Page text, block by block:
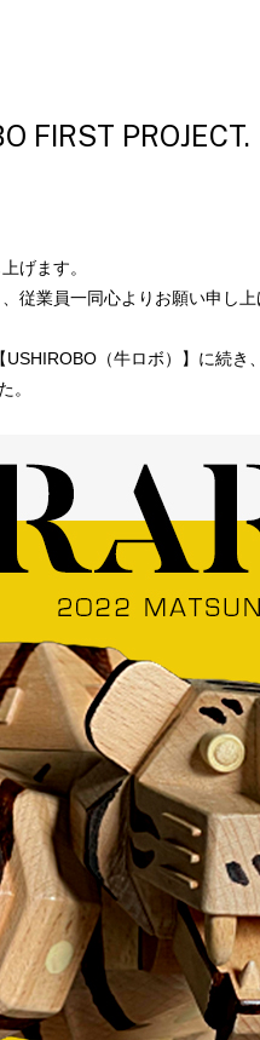
FIRST
げます。
従業員一同心よりお願い申し上
（牛ロボ）】に続
。